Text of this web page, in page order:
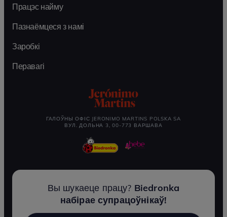
Працэс найму
Пазнаёмцеся з намі
Заробкі
Перавагі
ГАЛОЎНЫ ОФІС JERONIMO MARTINS POLSKA SA
ВУЛ. ДОЛЬНА 3, 00-773 ВАРШАВА
Вы шукаеце працу? Biedronka
набірае супрацоўнікаў!